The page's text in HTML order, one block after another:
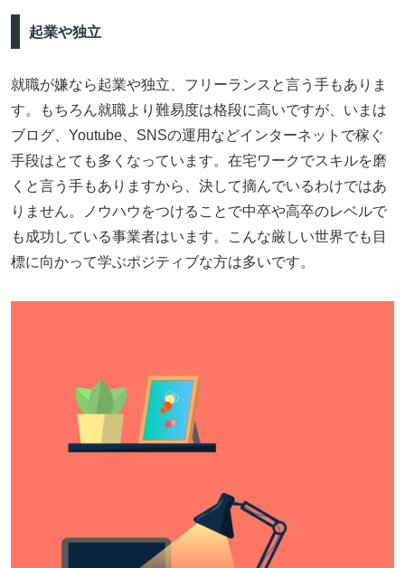
起業や独立
就職が嫌なら起業や独立、フリーランスと言う手もありま
す。もちろん就職より難易度は格段に高いですが、いまは
ブログ、Youtube、SNSの運用などインターネットで稼ぐ
手段はとても多くなっています。在宅ワークでスキルを磨
くと言う手もありますから、決して摘んでいるわけではあ
りません。ノウハウをつけることで中卒や高卒のレベルで
も成功している事業者はいます。こんな厳しい世界でも目
標に向かって学ぶポジティブな方は多いです。